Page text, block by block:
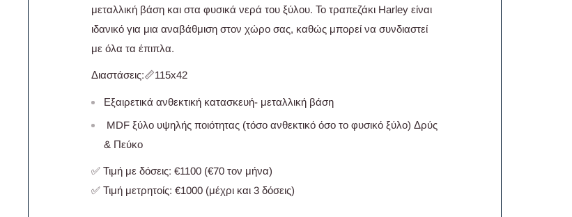
μεταλλική βάση και στα φυσικά νερά του ξύλου. Το τραπεζάκι Harley είναι
ιδανικό για μια αναβάθμιση στον χώρο σας, καθώς μπορεί να συνδιαστεί
με όλα τα έπιπλα.
Διαστάσεις:📏115x42
Εξαιρετικά ανθεκτική κατασκευή- μεταλλική βάση
MDF ξύλο υψηλής ποιότητας (τόσο ανθεκτικό όσο το φυσικό ξύλο) Δρύς
& Πεύκο
✅ Τιμή με δόσεις: €1100 (€70 τον μήνα)
✅ Τιμή μετρητοίς: €1000 (μέχρι και 3 δόσεις)